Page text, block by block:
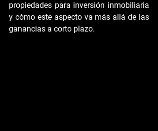
propiedades para inversión inmobiliaria
y cómo este aspecto va más allá de las
ganancias a corto plazo.